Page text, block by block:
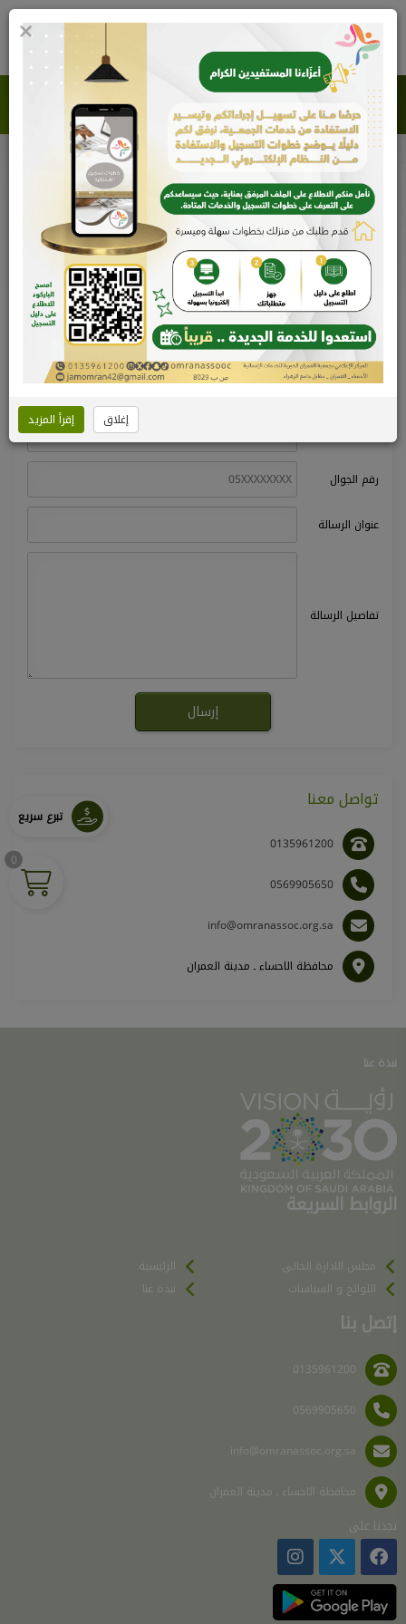
0
جمعية العمران الخيرية للخدمات الإنسانية
اتصل بنا
الرئيسية اتصل بنا
راسلنا
غرض المراجعة
رقم الجوال
عنوان الرسالة
تفاصيل الرسالة
تواصل معنا
0135961200
0569905650
info@omranassoc.org.sa
محافظة الاحساء ـ مدينة العمران
نبذة عنا
الروابط السريعة
مجلس الادارة الحالي
اللوائح و السياسات
الرئيسية
نبذة عنا
إتصل بنا
0135961200
0569905650
info@omranassoc.org.sa
محافظة الاحساء ـ مدينة العمران
تجدنا على
تبرع سريع
0
×
إغلاق إقرأ المزيد